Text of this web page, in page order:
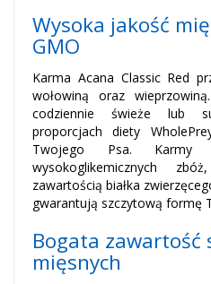
Wysoka jakość
GMO
Karma Acana Classic Red
wołowiną oraz
codziennie świeże lub
proporcjach diety
Twojego Psa. Karmy
wysokoglikemicznych
zawartością białka
gwarantują szczytową formę
Bogata zawartość
mięsnych